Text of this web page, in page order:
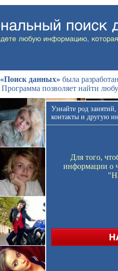
«Поиск данных» была
Программа позволяет найти
Узнайте род
контакты и другую
Для того,
информации о